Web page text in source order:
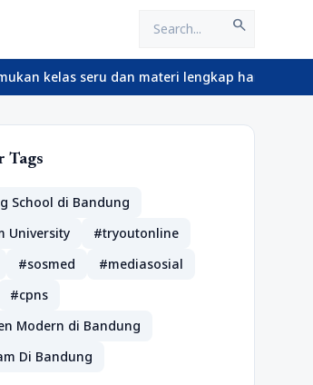
search
seru dan materi lengkap hanya di
Tags
School di Bandung
University
#tryoutonline
#sosmed
#mediasosial
#cpns
Modern di Bandung
Di Bandung